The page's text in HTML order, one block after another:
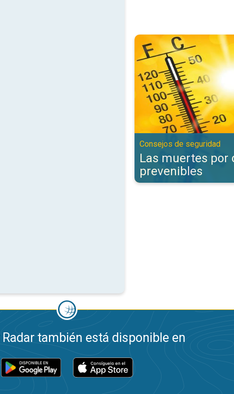
Las muertes por calor son
Consejos de seguridad
Las muertes por
prevenibles
también está disponible en